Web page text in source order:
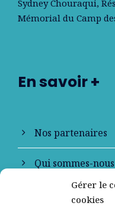
Gérer le
cookies
Sydney Chouraqui,
Mémorial du Camp
En savoir +
Nos partenaires
Qui sommes-
Contactez-nous